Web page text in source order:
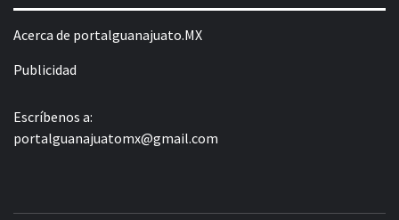
Acerca de portalguanajuato.MX
Publicidad
Escríbenos a:
portalguanajuatomx@gmail.com